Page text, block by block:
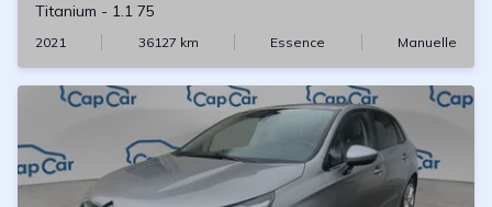
Titanium - 1.1 75
2021 36127 km Essence Manuelle